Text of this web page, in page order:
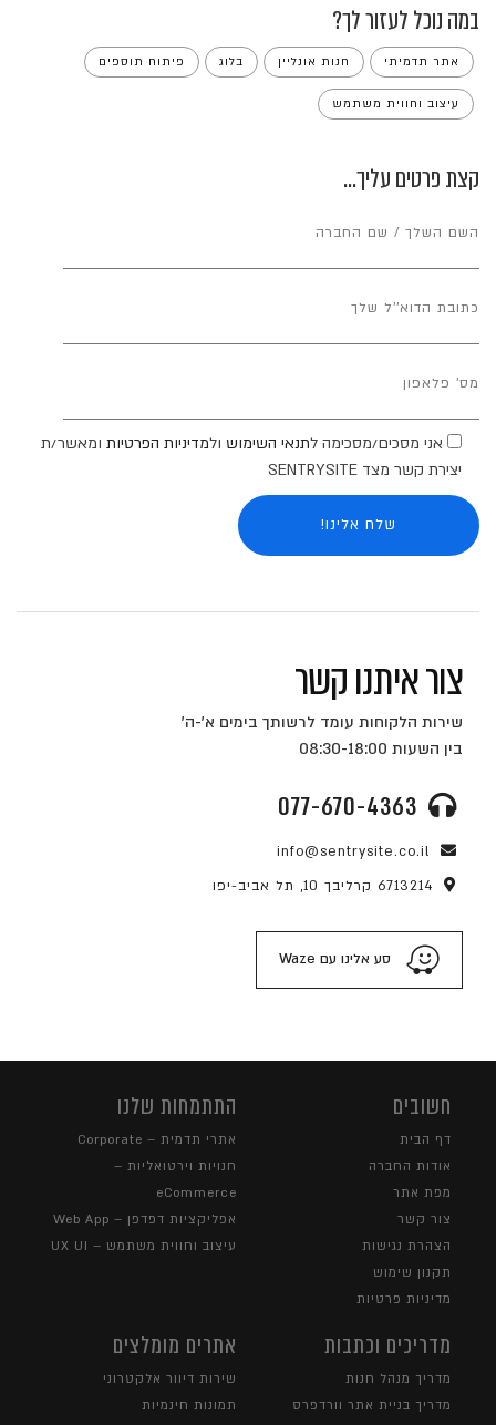
במה נוכל לעזור לך?
אתר תדמיתי חנות אונליין בלוג פיתוח תוספים
עיצוב וחווית משתמש
קצת פרטים עליך...
אני מסכים/מסכימה לתנאי השימוש ולמדיניות הפרטיות ומאשר/ת
יצירת קשר מצד SENTRYSITE
צור איתנו קשר
שירות הלקוחות עומד לרשותך בימים א'-ה'
בין השעות 08:30-18:00
077-670-4363
info@sentrysite.co.il
6713214 קרליבך 10, תל אביב-יפו
סע אלינו עם Waze
חשובים
דף הבית
אודות החברה
מפת אתר
צור קשר
הצהרת נגישות
תקנון שימוש
מדיניות פרטיות
התתמחות שלנו
אתרי תדמית – Corporate
חנויות וירטואליות –
eCommerce
אפליקציות דפדפן – Web App
עיצוב וחווית משתמש – UX UI
מדריכים וכתבות
מדריך מנהל חנות
מדריך בניית אתר וורדפרס
אתרים מומלצים
שירות דיוור אלקטרוני
תמונות חינמיות